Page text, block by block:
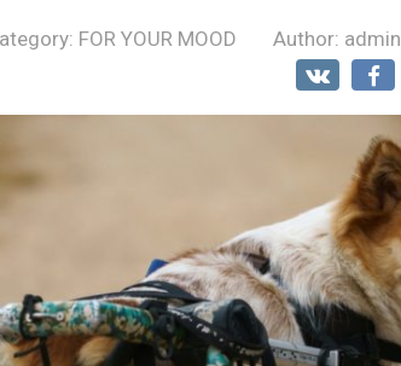
FOR YOUR MOOD Author: admin